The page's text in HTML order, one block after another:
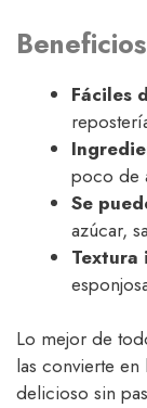
Fáciles
poco de
Se
azúcar,
Textura
Lo mejor de
las convierte
delicioso sin